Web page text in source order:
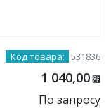
Код товара: 531836
1 040,00 ⃏
По запросу